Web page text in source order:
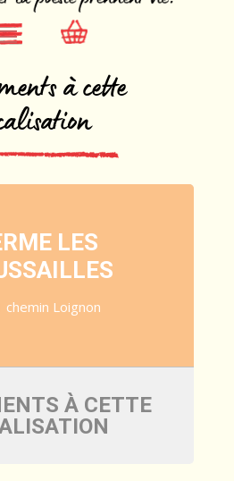
à cette
LES
chemin Loignon
À CETTE